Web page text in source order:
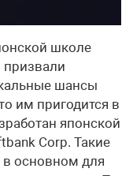
школе
призвали
шансы
им пригодится в
японской
Corp. Такие
в основном для